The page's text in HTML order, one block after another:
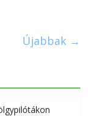
Újabbak →